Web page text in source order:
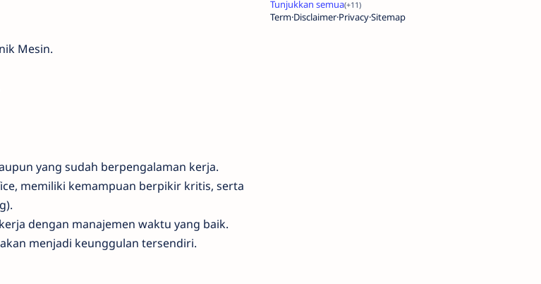
Mesin.
yang sudah berpengalaman kerja.
memiliki kemampuan berpikir kritis, serta
dengan manajemen waktu yang baik.
menjadi keunggulan tersendiri.
TermDisclaimerPrivacySitemap